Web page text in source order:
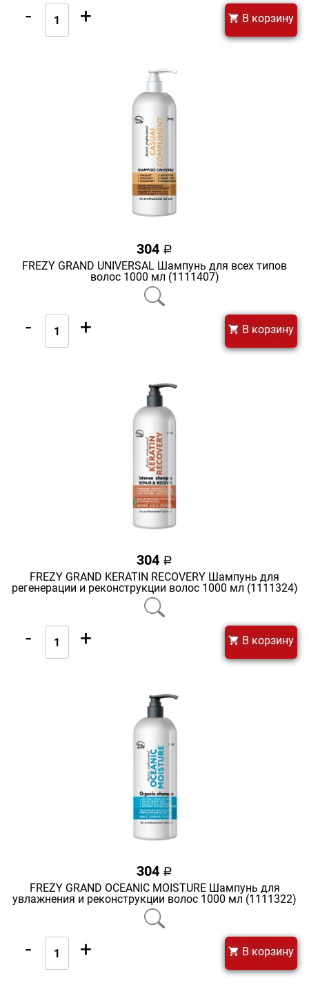
- + В корзину
304 a
FREZY GRAND UNIVERSAL Шампунь для всех типов
волос 1000 мл (1111407)
- + В корзину
304 a
FREZY GRAND KERATIN RECOVERY Шампунь для
регенерации и реконструкции волос 1000 мл (1111324)
- + В корзину
304 a
FREZY GRAND OCEANIC MOISTURE Шампунь для
увлажнения и реконструкции волос 1000 мл (1111322)
- + В корзину